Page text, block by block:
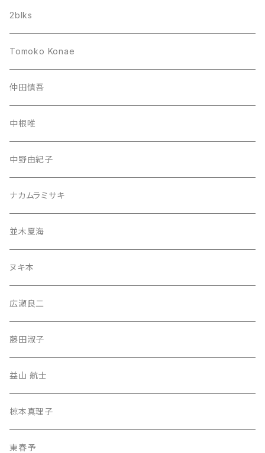
2blks
Tomoko Konae
仲田慎吾
中根唯
中野由紀子
ナカムラミサキ
並木夏海
ヌキ本
広瀬良二
藤田淑子
益山 航士
椋本真理子
東春予